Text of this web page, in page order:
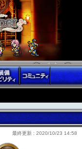
最終更新 : 2020/10/23 14:58